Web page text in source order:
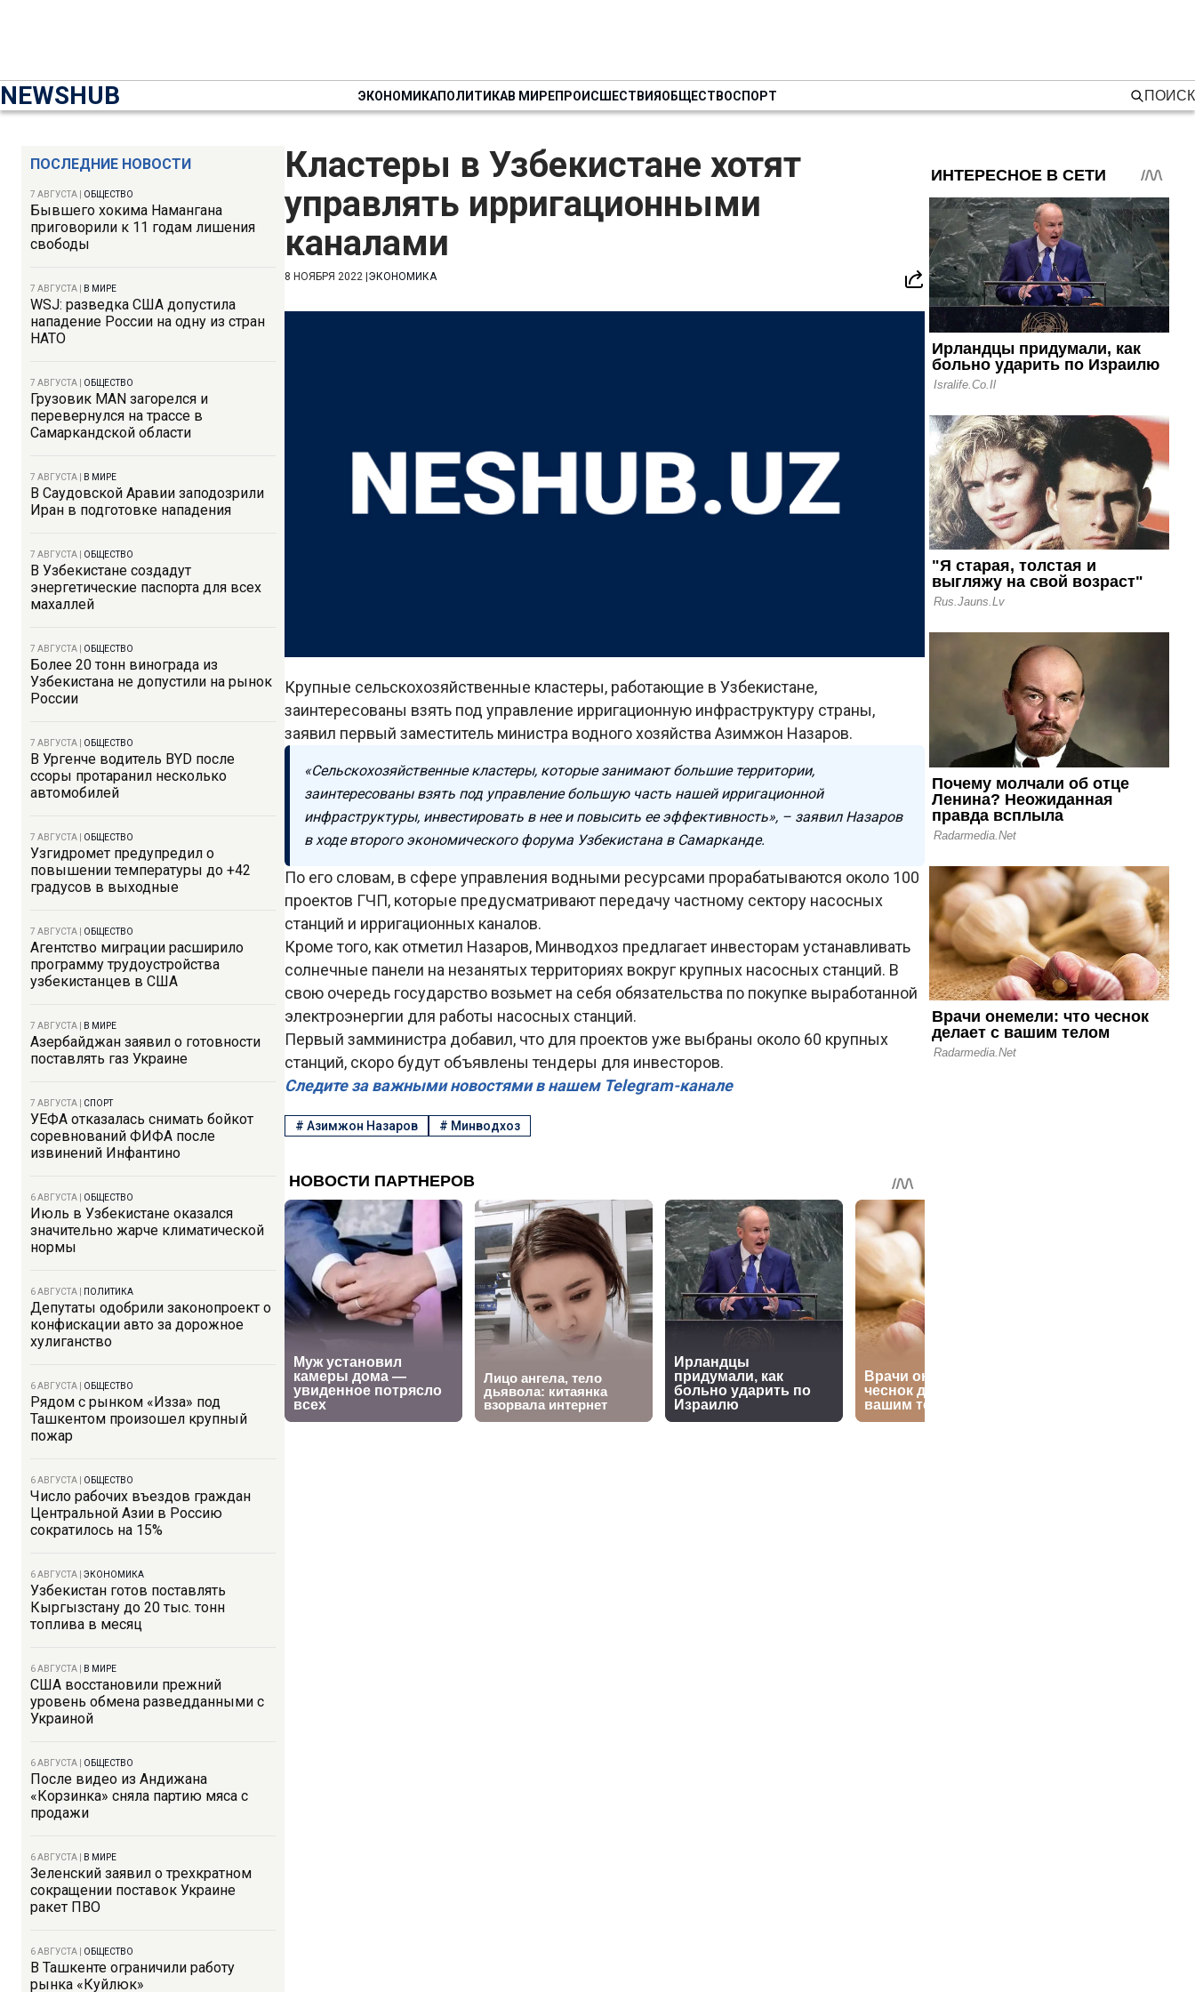
NEWSHUB ЭКОНОМИКАПОЛИТИКАВ МИРЕПРОИСШЕСТВИЯОБЩЕСТВОСПОРТ ПОИСК
ПОСЛЕДНИЕ НОВОСТИ
7 АВГУСТА ОБЩЕСТВО
Бывшего хокима Намангана
приговорили к 11 годам лишения
свободы
7 АВГУСТА В МИРЕ
WSJ: разведка США допустила
нападение России на одну из стран
НАТО
7 АВГУСТА ОБЩЕСТВО
Грузовик MAN загорелся и
перевернулся на трассе в
Самаркандской области
7 АВГУСТА В МИРЕ
В Саудовской Аравии заподозрили
Иран в подготовке нападения
7 АВГУСТА ОБЩЕСТВО
В Узбекистане создадут
энергетические паспорта для всех
махаллей
7 АВГУСТА ОБЩЕСТВО
Более 20 тонн винограда из
Узбекистана не допустили на рынок
России
7 АВГУСТА ОБЩЕСТВО
В Ургенче водитель BYD после
ссоры протаранил несколько
автомобилей
7 АВГУСТА ОБЩЕСТВО
Узгидромет предупредил о
повышении температуры до +42
градусов в выходные
7 АВГУСТА ОБЩЕСТВО
Агентство миграции расширило
программу трудоустройства
узбекистанцев в США
7 АВГУСТА В МИРЕ
Азербайджан заявил о готовности
поставлять газ Украине
7 АВГУСТА СПОРТ
УЕФА отказалась снимать бойкот
соревнований ФИФА после
извинений Инфантино
6 АВГУСТА ОБЩЕСТВО
Июль в Узбекистане оказался
значительно жарче климатической
нормы
6 АВГУСТА ПОЛИТИКА
Депутаты одобрили законопроект о
конфискации авто за дорожное
хулиганство
6 АВГУСТА ОБЩЕСТВО
Рядом с рынком «Изза» под
Ташкентом произошел крупный
пожар
6 АВГУСТА ОБЩЕСТВО
Число рабочих въездов граждан
Центральной Азии в Россию
сократилось на 15%
6 АВГУСТА ЭКОНОМИКА
Узбекистан готов поставлять
Кыргызстану до 20 тыс. тонн
топлива в месяц
6 АВГУСТА В МИРЕ
США восстановили прежний
уровень обмена разведданными с
Украиной
6 АВГУСТА ОБЩЕСТВО
После видео из Андижана
«Корзинка» сняла партию мяса с
продажи
6 АВГУСТА В МИРЕ
Зеленский заявил о трехкратном
сокращении поставок Украине
ракет ПВО
6 АВГУСТА ОБЩЕСТВО
В Ташкенте ограничили работу
рынка «Куйлюк»
Кластеры в Узбекистане хотят
управлять ирригационными
каналами
8 НОЯБРЯ 2022 ЭКОНОМИКА
Крупные сельскохозяйственные кластеры, работающие в Узбекистане,
заинтересованы взять под управление ирригационную инфраструктуру страны,
заявил первый заместитель министра водного хозяйства Азимжон Назаров.
«Сельскохозяйственные кластеры, которые занимают большие территории,
заинтересованы взять под управление большую часть нашей ирригационной
инфраструктуры, инвестировать в нее и повысить ее эффективность», – заявил Назаров
в ходе второго экономического форума Узбекистана в Самарканде.
По его словам, в сфере управления водными ресурсами прорабатываются около 100
проектов ГЧП, которые предусматривают передачу частному сектору насосных
станций и ирригационных каналов.
Кроме того, как отметил Назаров, Минводхоз предлагает инвесторам устанавливать
солнечные панели на незанятых территориях вокруг крупных насосных станций. В
свою очередь государство возьмет на себя обязательства по покупке выработанной
электроэнергии для работы насосных станций.
Первый замминистра добавил, что для проектов уже выбраны около 60 крупных
станций, скоро будут объявлены тендеры для инвесторов.
Следите за важными новостями в нашем Telegram-канале
# Азимжон Назаров # Минводхоз